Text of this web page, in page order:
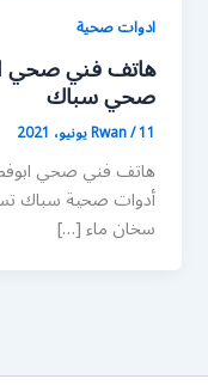
ادوات صحية
صحي سباك
Rwan/11 يونيو، 2021
هاتف فني صحي
أدوات صحية سباك
سخان ماء […]